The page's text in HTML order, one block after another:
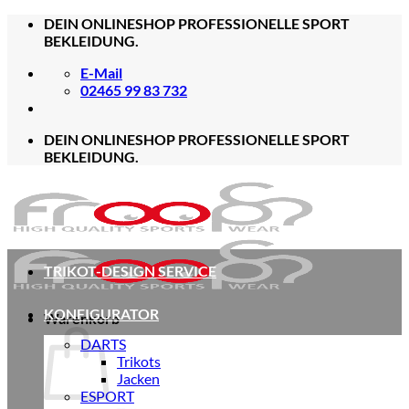
Zum
DEIN ONLINESHOP PROFESSIONELLE SPORT
BEKLEIDUNG.
E-Mail
02465 99 83 732
DEIN ONLINESHOP PROFESSIONELLE SPORT
BEKLEIDUNG.
Warenkorb
TRIKOT-DESIGN SERVICE
KONFIGURATOR
DARTS
Trikots
Jacken
ESPORT